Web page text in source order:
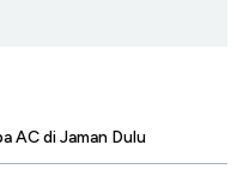
AC di Jaman Dulu